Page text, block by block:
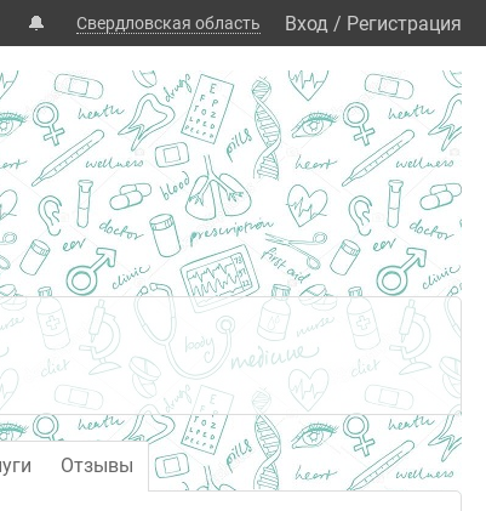
🔔 Свердловская область Вход / Регистрация
Отзывы